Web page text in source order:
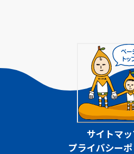
サイトマ
プライバシー